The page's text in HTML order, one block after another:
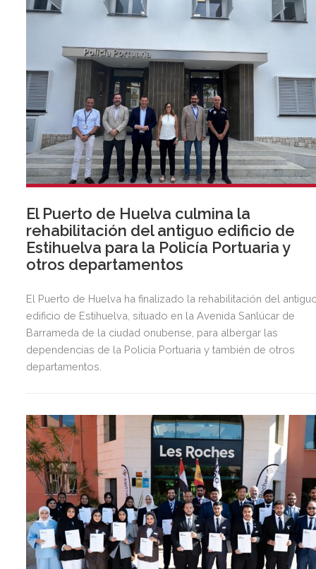
El Puerto de Huelva culmina la
rehabilitación del antiguo edificio de
Estihuelva para la Policía Portuaria y
otros departamentos
El Puerto de Huelva ha finalizado la rehabilitación del
edificio de Estihuelva, situado en la Avenida Sanlúcar de
Barrameda de la ciudad onubense, para albergar las
dependencias de la Policía Portuaria y también de otros
departamentos.